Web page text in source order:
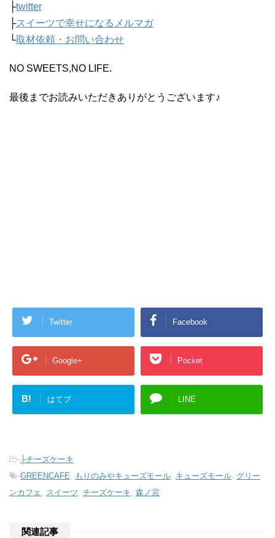
├twitter
├スイーツで幸せになるメルマガ
└取材依頼・お問い合わせ
NO SWEETS,NO LIFE.
最後までお読みいただきありがとうございます♪
Twitter Facebook
Google+ Pocket
B! はてブ LINE
- ├チーズケーキ
-GREENCAFE もりのみやキューズモール キューズモール グリー
ンカフェ
スイーツ チーズケーキ 森ノ宮
関連記事